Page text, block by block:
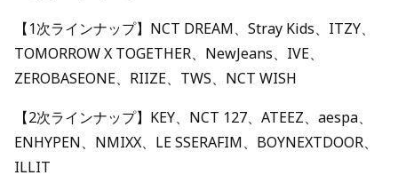
【1次ラインナップ】NCT DREAM、Stray Kids、ITZY、
TOMORROW X TOGETHER、NewJeans、IVE、
ZEROBASEONE、RIIZE、TWS、NCT WISH
【2次ラインナップ】KEY、NCT 127、ATEEZ、aespa、
ENHYPEN、NMIXX、LE SSERAFIM、BOYNEXTDOOR、
ILLIT